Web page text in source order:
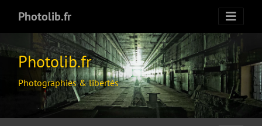
Photolib.fr
Photolib.fr
Photographies & libertés